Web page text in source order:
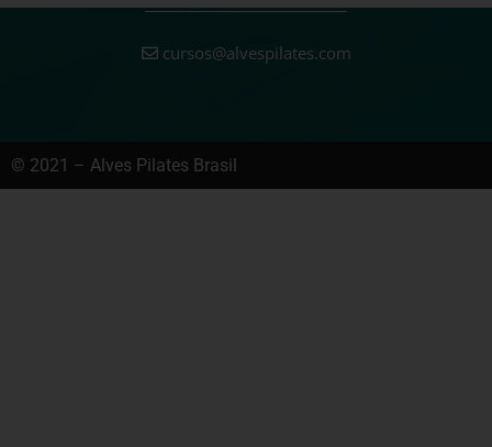
cursos@alvespilates.com
© 2021 – Alves Pilates Brasil